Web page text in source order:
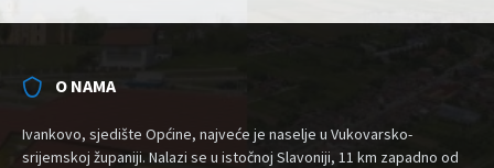
O NAMA
Ivankovo, sjedište Općine, najveće je naselje u Vukovarsko-
srijemskoj županiji. Nalazi se u istočnoj Slavoniji, 11 km zapadno od